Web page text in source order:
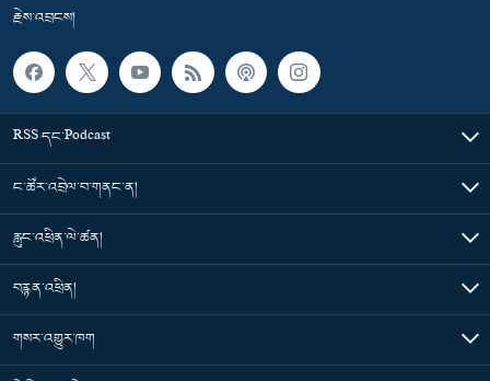
རྗེས་འབྲངས།
RSS དང་Podcast
ང་ཚོར་འབྲེལ་བ་གནང་ན།
རླུང་འཕྲིན་ལེ་ཚན།
བརྙན་འཕྲིན།
གསར་འགྱུར་ཁག